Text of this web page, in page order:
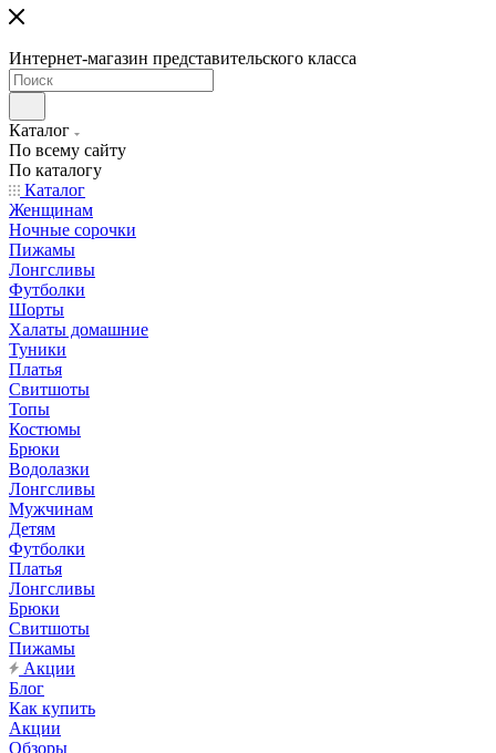
Интернет-магазин представительского класса
Каталог
По всему сайту
По каталогу
Каталог
Женщинам
Ночные сорочки
Пижамы
Лонгсливы
Футболки
Шорты
Халаты домашние
Туники
Платья
Свитшоты
Топы
Костюмы
Брюки
Водолазки
Лонгсливы
Мужчинам
Детям
Футболки
Платья
Лонгсливы
Брюки
Свитшоты
Пижамы
Акции
Блог
Как купить
Акции
Обзоры